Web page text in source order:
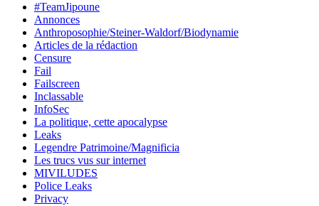
#TeamJipoune
Annonces
Anthroposophie/Steiner-Waldorf/Biodynamie
Articles de la rédaction
Censure
Fail
Failscreen
Inclassable
InfoSec
La politique, cette apocalypse
Leaks
Legendre Patrimoine/Magnificia
Les trucs vus sur internet
MIVILUDES
Police Leaks
Privacy